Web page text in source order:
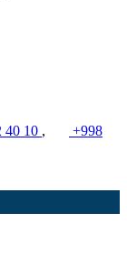
40 10 ,
+998